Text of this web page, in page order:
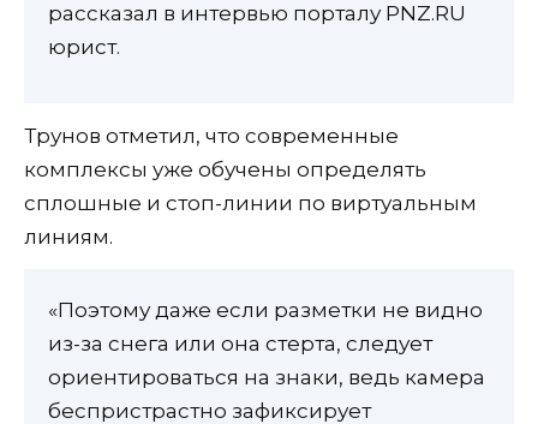
рассказал в интервью порталу PNZ.RU
юрист.
Трунов отметил, что современные
комплексы уже обучены определять
сплошные и стоп-линии по виртуальным
линиям.
«Поэтому даже если разметки не видно
из-за снега или она стерта, следует
ориентироваться на знаки, ведь камера
беспристрастно зафиксирует